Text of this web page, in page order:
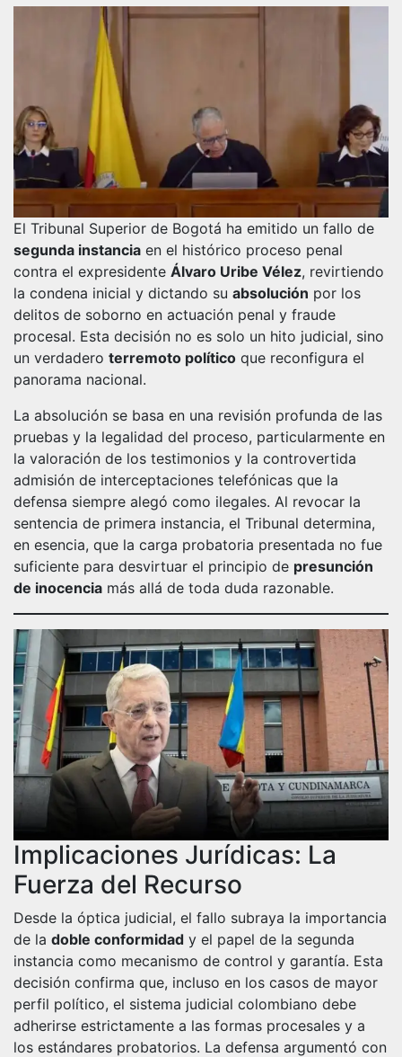
El Tribunal Superior de Bogotá ha emitido un fallo de
segunda instancia en el histórico proceso penal
contra el expresidente Álvaro Uribe Vélez, revirtiendo
la condena inicial y dictando su absolución por los
delitos de soborno en actuación penal y fraude
procesal. Esta decisión no es solo un hito judicial, sino
un verdadero terremoto político que reconfigura el
panorama nacional.
La absolución se basa en una revisión profunda de las
pruebas y la legalidad del proceso, particularmente en
la valoración de los testimonios y la controvertida
admisión de interceptaciones telefónicas que la
defensa siempre alegó como ilegales. Al revocar la
sentencia de primera instancia, el Tribunal determina,
en esencia, que la carga probatoria presentada no fue
suficiente para desvirtuar el principio de presunción
de inocencia más allá de toda duda razonable.
Implicaciones Jurídicas: La
Fuerza del Recurso
Desde la óptica judicial, el fallo subraya la importancia
de la doble conformidad y el papel de la segunda
instancia como mecanismo de control y garantía. Esta
decisión confirma que, incluso en los casos de mayor
perfil político, el sistema judicial colombiano debe
adherirse estrictamente a las formas procesales y a
los estándares probatorios. La defensa argumentó con